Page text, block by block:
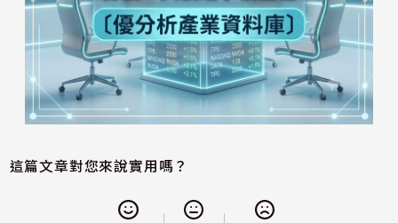
這篇文章對您來說實用嗎？